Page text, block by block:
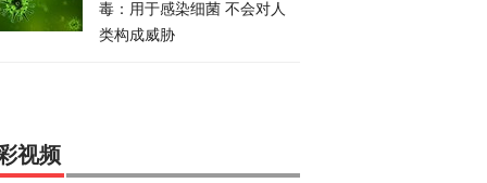
毒：用于感染细菌 不会对人
类构成威胁
视频